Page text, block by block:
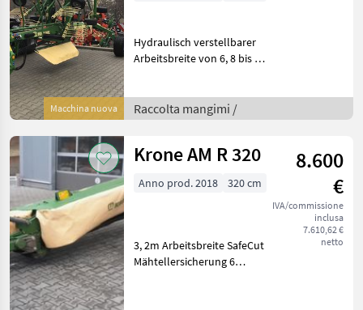
Macchina nuova
Hydraulisch verstellbarer
Arbeitsbreite von 6, 8 bis 7,
per Handkurbel mit Skala
Kreiseldurchmesser 3, 3m
Raccolta mangimi /
Krone AM R 320
8.600
€
IVA/commissione
inclusa
7.610,62 €
netto
Anno prod. 2018 320 cm
3, 2m Arbeitsbreite SafeCut
Mähtellersicherung 6